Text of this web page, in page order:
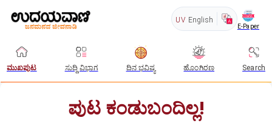
UV English
E-Paper
ಮುಖಪುಟ ಸುದ್ದಿ ವಿಭಾಗ ದಿನ ಭವಿಷ್ಯ ಹೊಂಗಿರಣ Search
ಪುಟ ಕಂಡುಬಂದಿಲ್ಲ!